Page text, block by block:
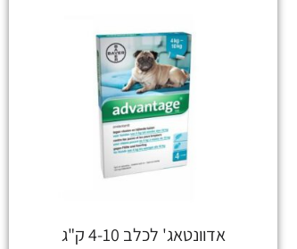
אדוונטאג' לכלב 4-10 ק"ג